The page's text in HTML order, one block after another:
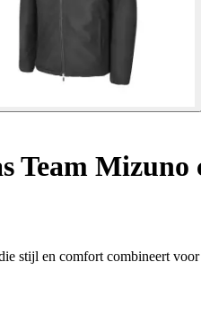
Team Mizuno
stijl en comfort combineert